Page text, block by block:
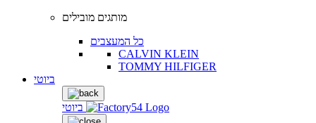
מותגים מובילים
כל המעצבים
CALVIN KLEIN
TOMMY HILFIGER
ביוטי
ביוטי